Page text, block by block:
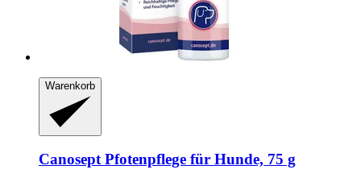
Warenkorb
CanoseptPfotenpflege für Hunde, 75 g